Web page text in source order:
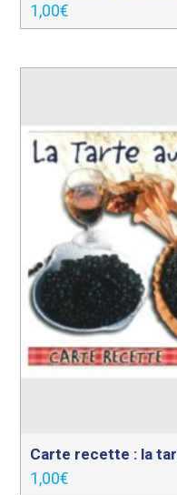
1,00€
Carte recette : la
1,00€